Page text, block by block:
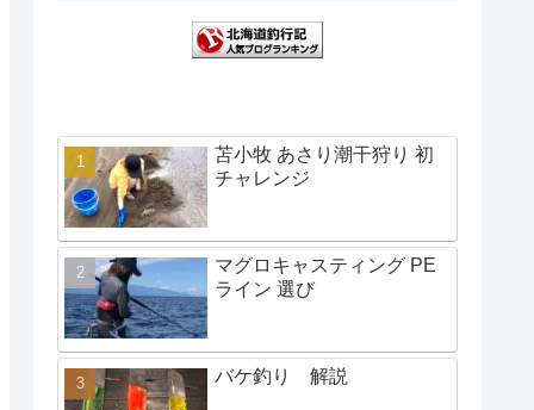
苫小牧 あさり潮干狩り 初
チャレンジ
マグロキャスティング PE
ライン 選び
バケ釣り 解説